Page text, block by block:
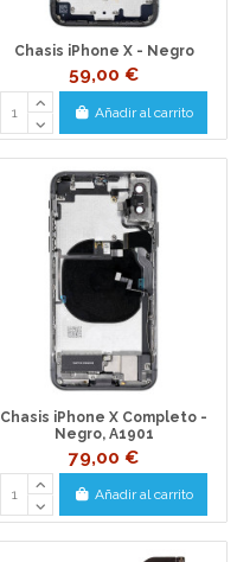
Chasis iPhone X - Negro
59,00 €
Añadir al carrito
Chasis iPhone X Completo -
Negro, A1901
79,00 €
Añadir al carrito